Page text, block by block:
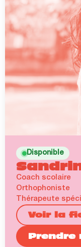
Disponible
Coach scolaire
Orthophoniste
Thérapeute
Voir la
Prendre